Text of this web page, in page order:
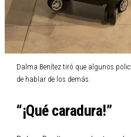
Dalma Benítez tiró que algunos
de hablar de los demás.
“¡Qué caradura!”